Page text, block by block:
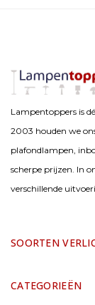
Lampentoppers is
2003 houden we
plafondlampen,
scherpe prijzen. In
verschillende
SOORTEN
CATEGORIEËN